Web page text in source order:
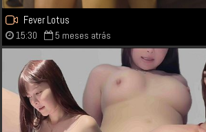
Fever Lotus
15:30 5 meses atrás